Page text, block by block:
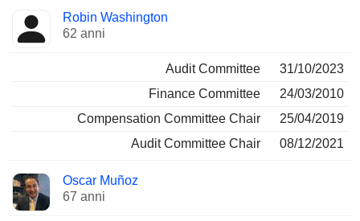
Robin Washington
62 anni
Audit Committee
31/10/2023
Finance Committee
24/03/2010
Compensation Committee Chair
25/04/2019
Audit Committee Chair
08/12/2021
Oscar Muñoz
67 anni